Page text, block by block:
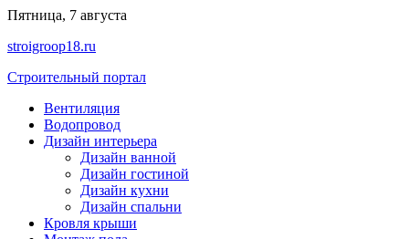
Перейти
содержимому
Пятница, 7 августа
stroigroop18.ru
Строительный портал
Вентиляция
Водопровод
Дизайн интерьера
Дизайн ванной
Дизайн гостиной
Дизайн кухни
Дизайн спальни
Кровля крыши